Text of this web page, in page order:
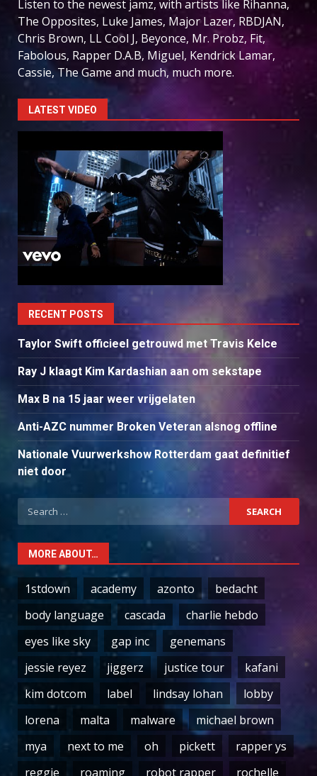
Listen to the newest jamz, with artists like Rihanna,
The Opposites, Luke James, Major Lazer, RBDJAN,
Chris Brown, LL Cool J, Beyonce, Mr. Probz, Fit,
Fabolous, Rapper D.A.B, Miguel, Kendrick Lamar,
Cassie, The Game and much, much more.
LATEST VIDEO
RECENT POSTS
Taylor Swift officieel getrouwd met Travis Kelce
Ray J klaagt Kim Kardashian aan om sekstape
Max B na 15 jaar weer vrijgelaten
Anti-AZC nummer Broken Veteran alsnog offline
Nationale Vuurwerkshow Rotterdam gaat definitief
niet door
Search
for:
MORE ABOUT…
1stdown academy azonto
bedacht
body language
cascada
charlie hebdo
eyes like sky
gap inc
genemans
jessie reyez
jiggerz justice tour
kafani
kim dotcom
label lindsay lohan
lobby
lorena
malta malware
michael brown
mya
next to me oh pickett
rapper ys
reggie
roaming robot rapper rochelle